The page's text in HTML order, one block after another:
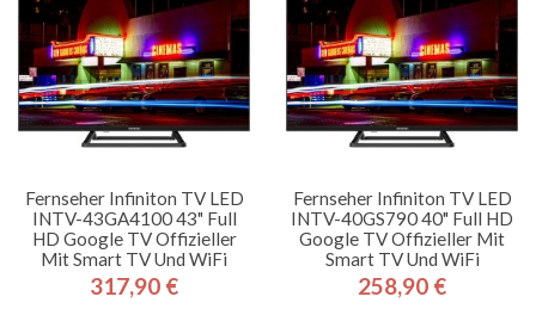
Fernseher Infiniton TV LED
INTV-43GA4100 43" Full
HD Google TV Offizieller
Mit Smart TV Und WiFi
Preis
317,90 €
Fernseher Infiniton TV LED
INTV-40GS790 40" Full HD
Google TV Offizieller Mit
Smart TV Und WiFi
Preis
258,90 €